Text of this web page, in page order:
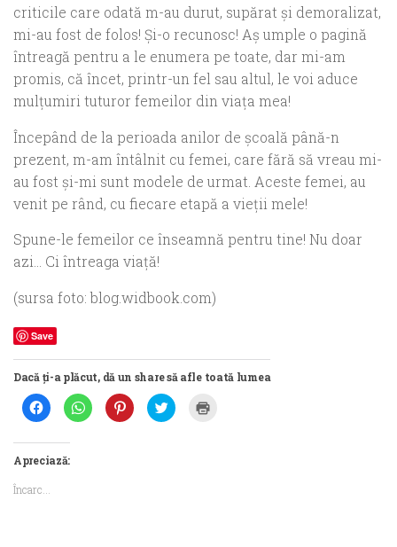
criticile care odată m-au durut, supărat şi demoralizat,
mi-au fost de folos! Şi-o recunosc! Aş umple o pagină
întreagă pentru a le enumera pe toate, dar mi-am
promis, că încet, printr-un fel sau altul, le voi aduce
mulţumiri tuturor femeilor din viaţa mea!
Începând de la perioada anilor de şcoală până-n
prezent, m-am întâlnit cu femei, care fără să vreau mi-
au fost şi-mi sunt modele de urmat. Aceste femei, au
venit pe rând, cu fiecare etapă a vieţii mele!
Spune-le femeilor ce înseamnă pentru tine! Nu doar
azi… Ci întreaga viaţă!
(sursa foto: blog.widbook.com)
Save
Dacă ți-a plăcut, dă un share să afle toată lumea
Dă
clic
pentru
partaja
pe
Facebook(Se
într-
Dă
clic
pentru
Dă
clic
pentru
Dă
clic
Apreciază:
Încarc...